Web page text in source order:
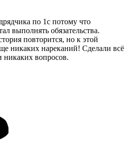
по 1с потому что
выполнять обязательства.
повторится, но к этой
никаких нареканий! Сделали всё
никаких вопросов.